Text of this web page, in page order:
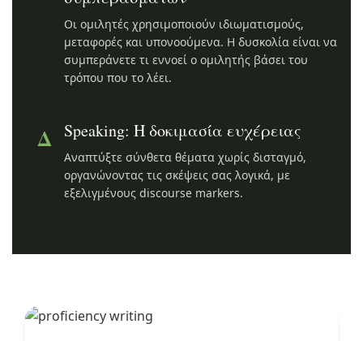
Οι ομιλητές χρησιμοποιούν ιδιωματισμούς,
μεταφορές και υπονοούμενα. Η δυσκολία είναι να
συμπεράνετε τι εννοεί ο ομιλητής βάσει του
τρόπου που το λέει.
Δ Speaking: Η δοκιμασία ευχέρειας
Αναπτύξτε σύνθετα θέματα χωρίς δισταγμό,
οργανώνοντας τις σκέψεις σας λογικά, με
εξελιγμένους discourse markers.